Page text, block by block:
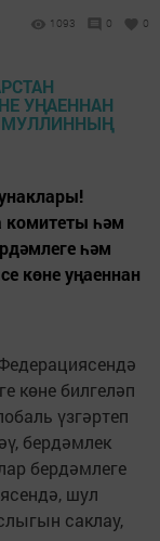
1093 0 0
комитеты һәм
һәм
көне уңаеннан
көне билгеләп
үзгәртеп
бердәмлек
бердәмлеге
шул
саклау,